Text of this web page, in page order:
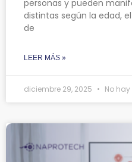
personas y pueden
distintas según la edad,
de
LEER MÁS »
diciembre 29, 2025 No